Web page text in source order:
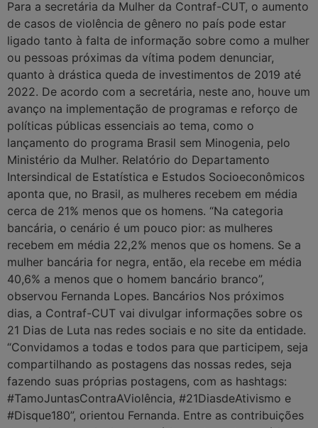
Para a secretária da Mulher da Contraf-CUT, o aumento
de casos de violência de gênero no país pode estar
ligado tanto à falta de informação sobre como a mulher
ou pessoas próximas da vítima podem denunciar,
quanto à drástica queda de investimentos de 2019 até
2022. De acordo com a secretária, neste ano, houve um
avanço na implementação de programas e reforço de
políticas públicas essenciais ao tema, como o
lançamento do programa Brasil sem Minogenia, pelo
Ministério da Mulher. Relatório do Departamento
Intersindical de Estatística e Estudos Socioeconômicos
aponta que, no Brasil, as mulheres recebem em média
cerca de 21% menos que os homens. “Na categoria
bancária, o cenário é um pouco pior: as mulheres
recebem em média 22,2% menos que os homens. Se a
mulher bancária for negra, então, ela recebe em média
40,6% a menos que o homem bancário branco”,
observou Fernanda Lopes. Bancários Nos próximos
dias, a Contraf-CUT vai divulgar informações sobre os
21 Dias de Luta nas redes sociais e no site da entidade.
“Convidamos a todas e todos para que participem, seja
compartilhando as postagens das nossas redes, seja
fazendo suas próprias postagens, com as hashtags:
#TamoJuntasContraAViolência, #21DiasdeAtivismo e
#Disque180”, orientou Fernanda. Entre as contribuições